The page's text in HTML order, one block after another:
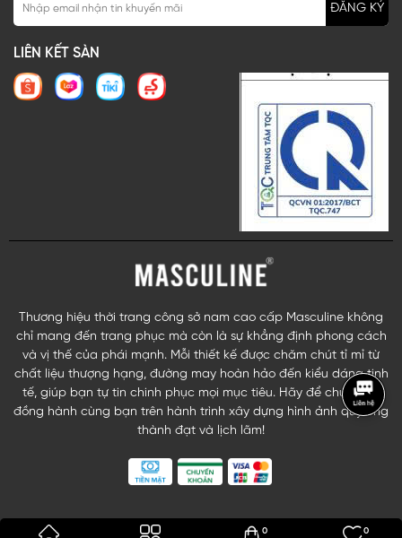
ĐĂNG KÝ
LIÊN KẾT SÀN
Thương hiệu thời trang công sở nam cao cấp Masculine không
chỉ mang đến trang phục mà còn là sự khẳng định phong cách
và vị thế của phái mạnh. Mỗi thiết kế được chăm chút tỉ mỉ từ
chất liệu thượng hạng, đường may hoàn hảo đến kiểu dáng tinh
tế, giúp bạn tự tin chinh phục mọi mục tiêu. Hãy để chúng tôi
đồng hành cùng bạn trên hành trình xây dựng hình ảnh quý ông
thành đạt và lịch lãm!
0 0